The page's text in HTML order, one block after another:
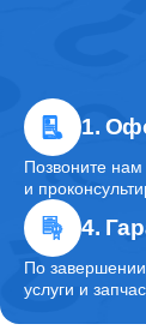
Ремонт
1.
Позвоните нам
и
4.
По
услуги и